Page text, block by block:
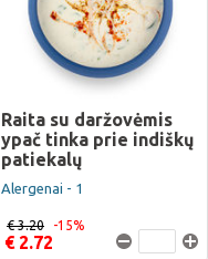
Raita su daržovėmis
ypač tinka prie indiškų
patiekalų
Alergenai - 1
€ 2.72
€ 3.20 -15%